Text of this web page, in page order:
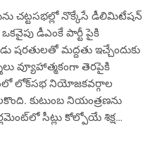
చట్టసభల్లో నొక్కేసే డీలిమిటేషన్
డీఎంకే పార్టీ పైకి
షరతులతో మద్దతు ఇచ్చేందుకు
వ్యూహాత్మకంగా తెరపైకి
లోక్‌సభ నియోజకవర్గాల
కుటుంబ నియంత్రణను
సీట్లు కోల్పోయే శిక్ష…